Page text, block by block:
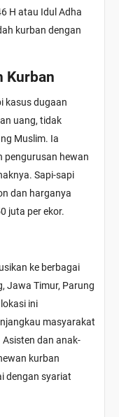
H atau Idul Adha
kurban dengan
Kurban
kasus dugaan
uang, tidak
Muslim. Ia
pengurusan hewan
Sapi-sapi
dan harganya
juta per ekor.
ke berbagai
Jawa Timur, Parung
ini
masyarakat
dan anak-
kurban
dengan syariat